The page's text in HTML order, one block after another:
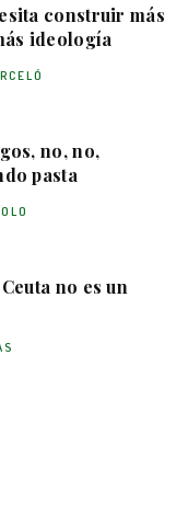
construir más
ideología
no, no,
pasta
no es un